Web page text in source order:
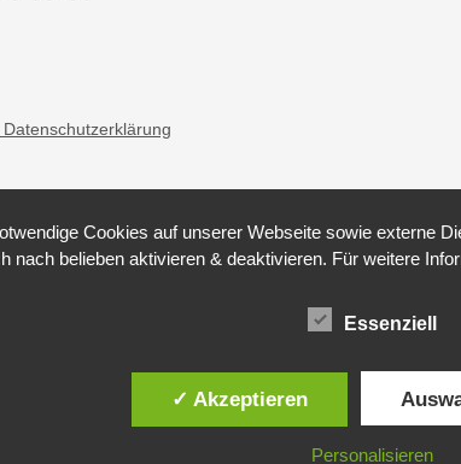
, Datenschutzerklärung
Cookies auf unserer Webseite sowie externe
nach belieben aktivieren & deaktivieren. Für weitere
Essenziell
✓ Akzeptieren
Personalisieren